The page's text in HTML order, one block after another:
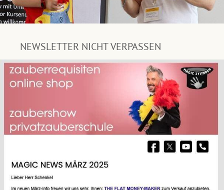
NEWSLETTER NICHT VERPASSEN